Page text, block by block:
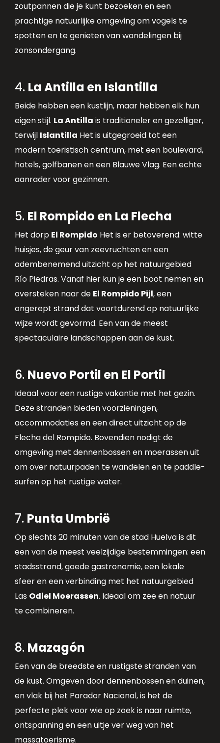
zoutpannen die je kunt bezoeken en een
prachtige natuurlijke omgeving om vogels te
spotten en te genieten van wandelingen bij
zonsondergang.
4. La Antilla en Islantilla
Beide hebben een kustlijn, maar hebben elk hun
eigen stijl. La Antilla is traditioneler en gezelliger,
terwijl Islantilla Het is uitgegroeid tot een
modern toeristisch centrum, met een boulevard,
hotels, golfbanen en een Blauwe Vlag. Een echte
aanrader voor gezinnen.
5. El Rompido en La Flecha
Het dorp El Rompido Het is er betoverend: witte
huisjes, de geur van zeevruchten en een
adembenemend uitzicht op het natuurgebied
Río Piedras. Vanaf hier kun je een boot nemen en
oversteken naar de El Rompido Pijl, een
ongerept strand dat voortdurend op natuurlijke
wijze wordt gevormd. Een van de meest
spectaculaire landschappen aan de kust.
6. Nuevo Portil en El Portil
Ideaal voor een rustige vakantie met het gezin.
Deze stranden bieden voorzieningen,
accommodaties en een direct uitzicht op de
Flecha del Rompido. Bovendien nodigt de
omgeving met dennenbossen en moerassen uit
om over natuurpaden te wandelen en te paddle-
surfen op het rustige water.
7. Punta Umbrië
Op slechts 20 minuten van de stad Huelva is dit
een van de meest veelzijdige bestemmingen: een
stadsstrand, goede gastronomie, een lokale
sfeer en een verbinding met het natuurgebied
Las Odiel Moerassen. Ideaal om zee en natuur
te combineren.
8. Mazagón
Een van de breedste en rustigste stranden van
de kust. Omgeven door dennenbossen en duinen,
en vlak bij het Parador Nacional, is het de
perfecte plek voor wie op zoek is naar ruimte,
ontspanning en een uitje ver weg van het
massatoerisme.